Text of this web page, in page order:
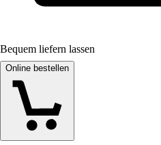
Bequem liefern lassen
Online bestellen